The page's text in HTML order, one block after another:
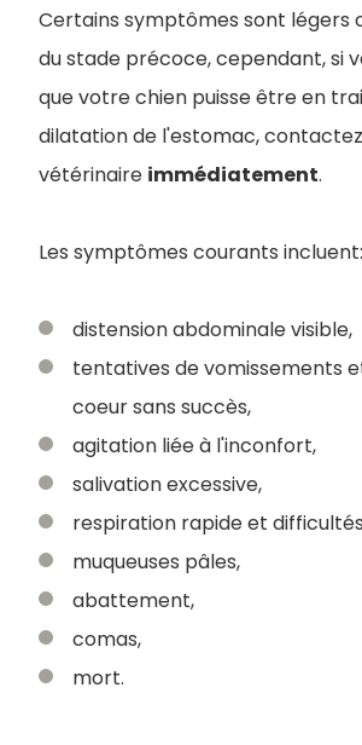
Certains symptômes sont légers
du stade précoce, cependant, si
que votre chien puisse être en
dilatation de l'estomac,
vétérinaire immédiatement.
Les symptômes courants incluent:
distension abdominale visible,
tentatives de vomissements
coeur sans succès,
agitation liée à l'inconfort,
salivation excessive,
respiration rapide et
muqueuses pâles,
abattement,
comas,
mort.